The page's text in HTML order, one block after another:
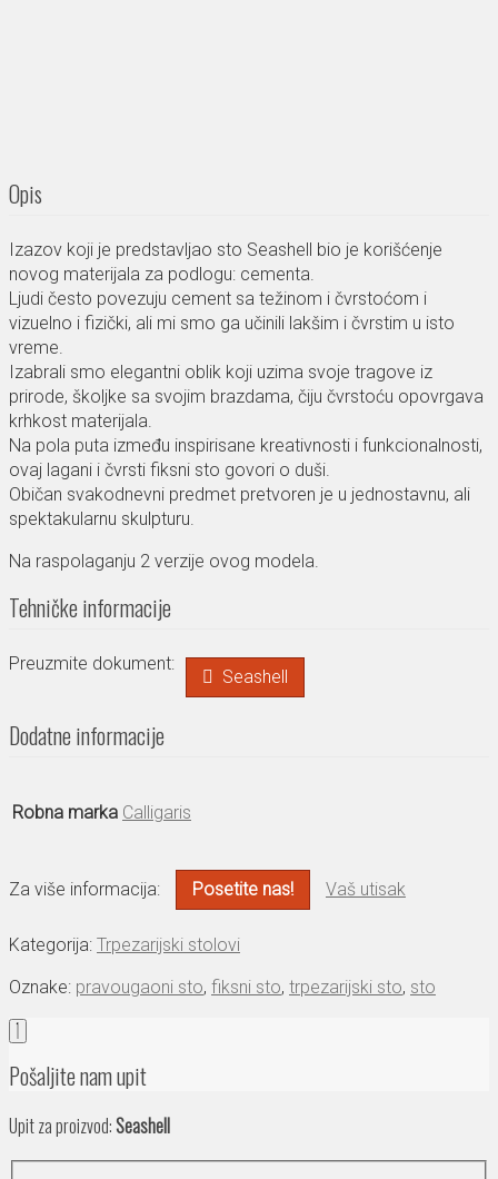
Opis
Izazov koji je predstavljao sto Seashell bio je korišćenje
novog materijala za podlogu: cementa.
Ljudi često povezuju cement sa težinom i čvrstoćom i
vizuelno i fizički, ali mi smo ga učinili lakšim i čvrstim u isto
vreme.
Izabrali smo elegantni oblik koji uzima svoje tragove iz
prirode, školjke sa svojim brazdama, čiju čvrstoću opovrgava
krhkost materijala.
Na pola puta između inspirisane kreativnosti i funkcionalnosti,
ovaj lagani i čvrsti fiksni sto govori o duši.
Običan svakodnevni predmet pretvoren je u jednostavnu, ali
spektakularnu skulpturu.
Na raspolaganju 2 verzije ovog modela.
Tehničke informacije
Preuzmite dokument:
Seashell
Dodatne informacije
Robna marka Calligaris
Za više informacija: Posetite nas! Vaš utisak
Kategorija: Trpezarijski stolovi
Oznake: pravougaoni sto, fiksni sto, trpezarijski sto, sto
Pošaljite nam upit
Upit za proizvod:Seashell